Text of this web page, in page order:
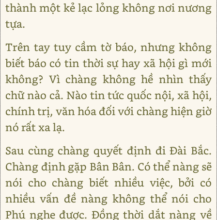
thành một kẻ lạc lỏng không nơi nương
tựa.
Trên tay tuy cầm tờ báo, nhưng không
biết báo có tin thời sự hay xã hội gì mới
không? Vì chàng không hề nhìn thấy
chữ nào cả. Nào tin tức quốc nội, xã hội,
chính trị, văn hóa đối với chàng hiện giờ
nó rất xa lạ.
Sau cùng chàng quyết định đi Đài Bắc.
Chàng định gặp Bân Bân. Có thể nàng sẽ
nói cho chàng biết nhiều việc, bởi có
nhiều vấn đề nàng không thể nói cho
Phú nghe được. Đồng thời dắt nàng về